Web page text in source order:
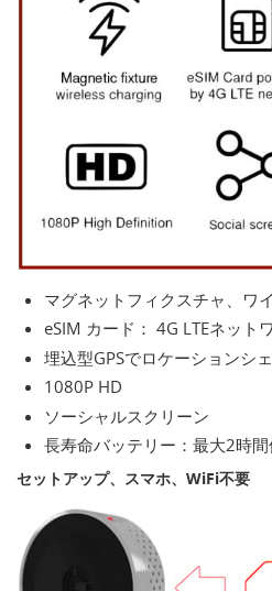
マグネットフィクスチャ、ワ
eSIM カード： 4G LTEネット
埋込型GPSでロケーションシ
1080P HD
ソーシャルスクリーン
長寿命バッテリー：最大2時間
セットアップ、スマホ、WiFi不要